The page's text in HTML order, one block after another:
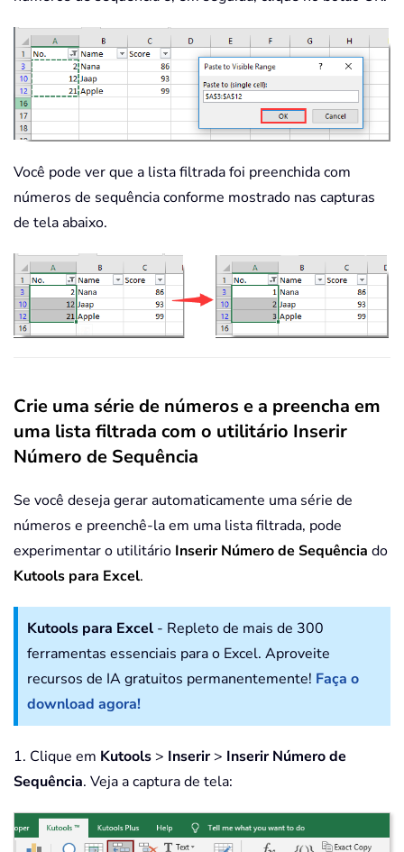
Você pode ver que a lista filtrada foi preenchida com
números de sequência conforme mostrado nas capturas
de tela abaixo.
Crie uma série de números e a preencha em
uma lista filtrada com o utilitário Inserir
Número de Sequência
Se você deseja gerar automaticamente uma série de
números e preenchê-la em uma lista filtrada, pode
experimentar o utilitário Inserir Número de Sequência do
Kutools para Excel.
Kutools para Excel - Repleto de mais de 300
ferramentas essenciais para o Excel. Aproveite
recursos de IA gratuitos permanentemente! Faça o
download agora!
1. Clique em Kutools > Inserir> Inserir Número de
Sequência. Veja a captura de tela: